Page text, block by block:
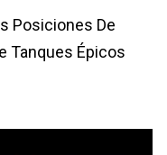
Posiciones De
Tanques Épicos